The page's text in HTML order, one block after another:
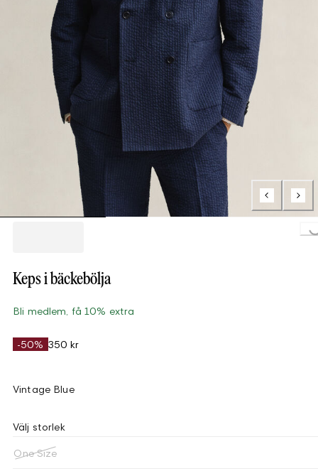
Loading...
Keps i bäckebölja
Bli medlem, få 10% extra
-50% 350 kr
Vintage Blue
Välj storlek
One Size